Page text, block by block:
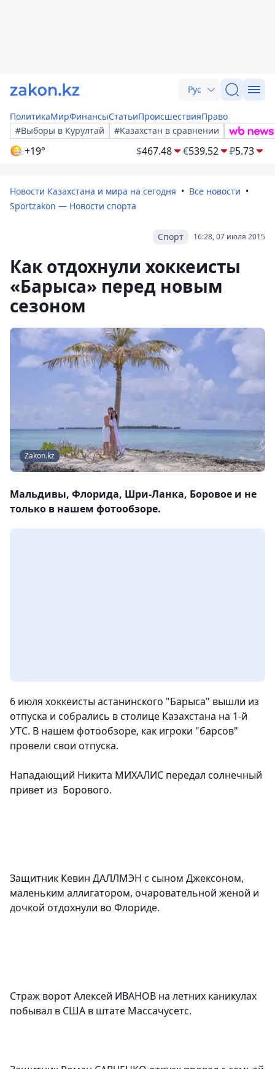
Рус
ПолитикаМирФинансыСтатьиПроисшествияПраво
#Выборы в Курултай
#Казахстан в сравнении
+19° $467.48 €539.52 ₽5.73
Новости Казахстана и мира на сегодня
Все новости
Sportzakon — Новости спорта
16:28, 07 июля 2015
Спорт
Как отдохнули хоккеисты
«Барыса» перед новым
сезоном
Zakon.kz
Мальдивы, Флорида, Шри-Ланка, Боровое и не
только в нашем фотообзоре.
6 июля хоккеисты астанинского "Барыса" вышли из
отпуска и собрались в столице Казахстана на 1-й
УТС. В нашем фотообзоре, как игроки "барсов"
провели свои отпуска.
Нападающий Никита МИХАЛИС передал солнечный
привет из Борового.
Защитник Кевин ДАЛЛМЭН с сыном Джексоном,
маленьким аллигатором, очаровательной женой и
дочкой отдохнули во Флориде.
Страж ворот Алексей ИВАНОВ на летних каникулах
побывал в США в штате Массачусетс.